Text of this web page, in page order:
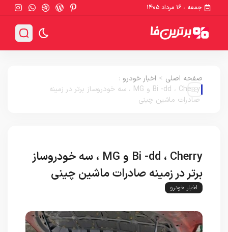
جمعه ، ۱۶ مرداد ۱۴۰۵
صفحه اصلی > اخبار خودرو :
Bi -dd ، Cherry و MG ، سه خودروساز برتر در زمینه
صادرات ماشین چینی
Bi -dd ، Cherry و MG ، سه خودروساز
برتر در زمینه صادرات ماشین چینی
اخبار خودرو